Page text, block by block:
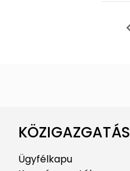
KÖZIGAZGATÁS
Ügyfélkapu